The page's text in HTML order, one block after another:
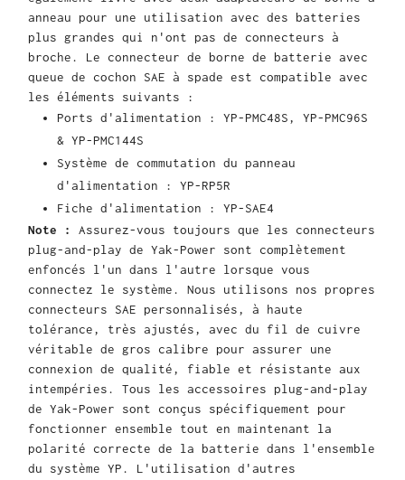
anneau pour une utilisation avec des batteries
plus grandes qui n'ont pas de connecteurs à
broche. Le connecteur de borne de batterie avec
queue de cochon SAE à spade est compatible avec
les éléments suivants :
Ports d'alimentation : YP-PMC48S, YP-PMC96S
& YP-PMC144S
Système de commutation du panneau
d'alimentation : YP-RP5R
Fiche d'alimentation : YP-SAE4
Note :
Assurez-vous toujours que les connecteurs
plug-and-play de Yak-Power sont complètement
enfoncés l'un dans l'autre lorsque vous
connectez le système. Nous utilisons nos propres
connecteurs SAE personnalisés, à haute
tolérance, très ajustés, avec du fil de cuivre
véritable de gros calibre pour assurer une
connexion de qualité, fiable et résistante aux
intempéries. Tous les accessoires plug-and-play
de Yak-Power sont conçus spécifiquement pour
fonctionner ensemble tout en maintenant la
polarité correcte de la batterie dans l'ensemble
du système YP. L'utilisation d'autres